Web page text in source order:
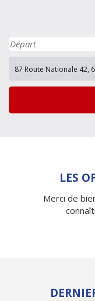
LES
Merci de